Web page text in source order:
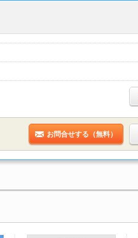
お問合せする（無料）